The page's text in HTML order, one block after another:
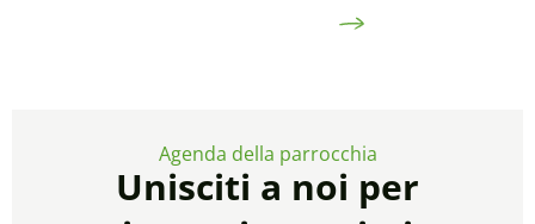
Agenda della parrocchia
Unisciti a noi per